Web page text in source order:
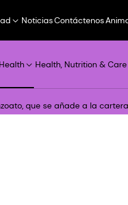
NoticiasContáctenos
Health, Nutrition & Care
que se añade a la